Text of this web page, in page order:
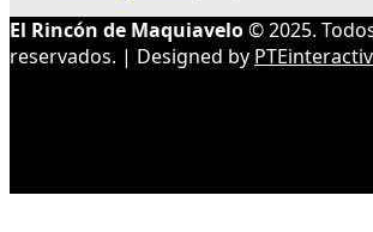
El Rincón de Maquiavelo© 2025.
reservados. | Designed by